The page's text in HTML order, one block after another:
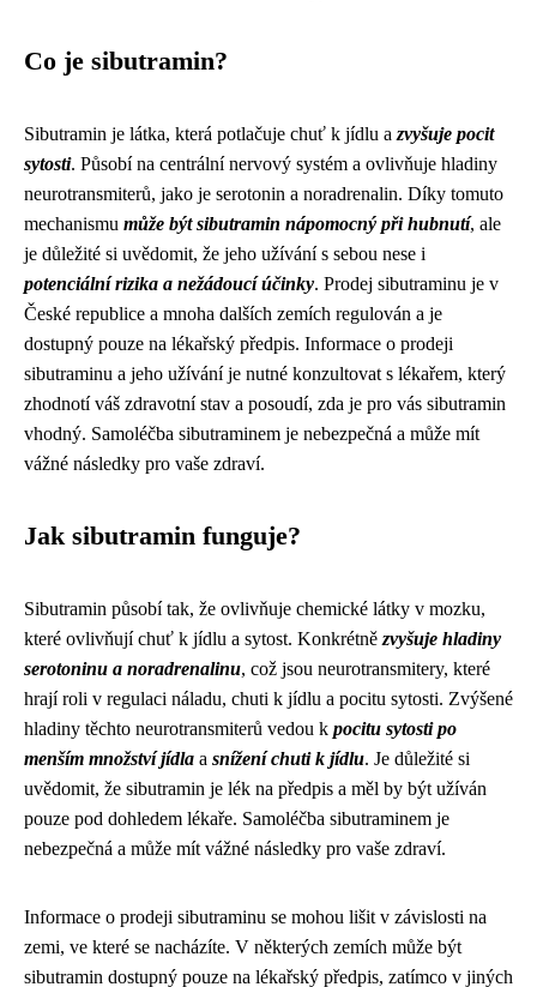
Co je sibutramin?
Sibutramin je látka, která potlačuje chuť k jídlu a zvyšuje pocit
sytosti. Působí na centrální nervový systém a ovlivňuje hladiny
neurotransmiterů, jako je serotonin a noradrenalin. Díky tomuto
mechanismu může být sibutramin nápomocný při hubnutí, ale
je důležité si uvědomit, že jeho užívání s sebou nese i
potenciální rizika a nežádoucí účinky. Prodej sibutraminu je v
České republice a mnoha dalších zemích regulován a je
dostupný pouze na lékařský předpis. Informace o prodeji
sibutraminu a jeho užívání je nutné konzultovat s lékařem, který
zhodnotí váš zdravotní stav a posoudí, zda je pro vás sibutramin
vhodný. Samoléčba sibutraminem je nebezpečná a může mít
vážné následky pro vaše zdraví.
Jak sibutramin funguje?
Sibutramin působí tak, že ovlivňuje chemické látky v mozku,
které ovlivňují chuť k jídlu a sytost. Konkrétně zvyšuje hladiny
serotoninu a noradrenalinu, což jsou neurotransmitery, které
hrají roli v regulaci náladu, chuti k jídlu a pocitu sytosti. Zvýšené
hladiny těchto neurotransmiterů vedou k pocitu sytosti po
menším množství jídla a snížení chuti k jídlu. Je důležité si
uvědomit, že sibutramin je lék na předpis a měl by být užíván
pouze pod dohledem lékaře. Samoléčba sibutraminem je
nebezpečná a může mít vážné následky pro vaše zdraví.
Informace o prodeji sibutraminu se mohou lišit v závislosti na
zemi, ve které se nacházíte. V některých zemích může být
sibutramin dostupný pouze na lékařský předpis, zatímco v jiných